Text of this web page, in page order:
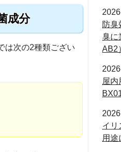
成分
は次の2種類ござい
防臭
臭に
AB2
屋内
イリ
用途